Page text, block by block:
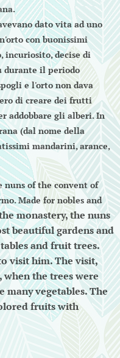
dato vita ad uno
con buonissimi
incuriosito, decise di
durante il periodo
e l'orto non dava
di creare dei frutti
addobbare gli alberi. In
(dal nome della
mandarini, arance,
nuns of the convent of
Made for nobles and
monastery, the nuns
beautiful gardens and
and fruit trees.
visit him. The visit,
the trees were
many vegetables. The
fruits with